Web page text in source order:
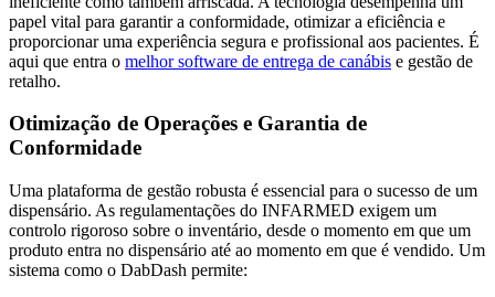
papel vital para garantir a conformidade, otimizar a eficiência e
proporcionar uma experiência segura e profissional aos pacientes. É
aqui que entra o melhor software de entrega de canábis e gestão de
retalho.
Otimização de Operações e Garantia de
Conformidade
Uma plataforma de gestão robusta é essencial para o sucesso de um
dispensário. As regulamentações do INFARMED exigem um
controlo rigoroso sobre o inventário, desde o momento em que um
produto entra no dispensário até ao momento em que é vendido. Um
sistema como o DabDash permite: